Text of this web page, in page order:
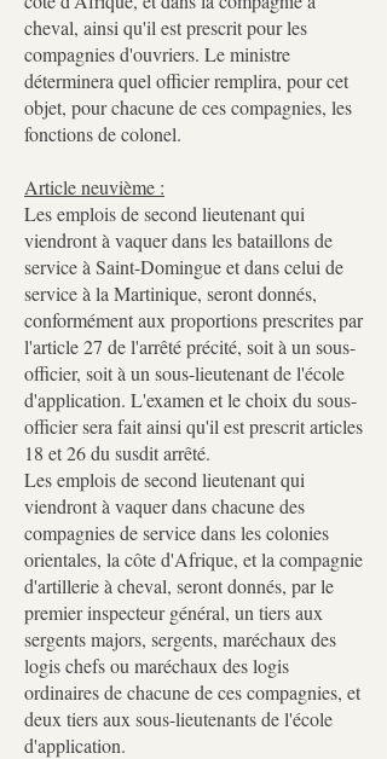
cheval, ainsi qu'il est prescrit pour les
compagnies d'ouvriers. Le ministre
déterminera quel officier remplira, pour cet
objet, pour chacune de ces compagnies, les
fonctions de colonel.
Article neuvième :
Les emplois de second lieutenant qui
viendront à vaquer dans les bataillons de
service à Saint-Domingue et dans celui de
service à la Martinique, seront donnés,
conformément aux proportions prescrites par
l'article 27 de l'arrêté précité, soit à un sous-
officier, soit à un sous-lieutenant de l'école
d'application. L'examen et le choix du sous-
officier sera fait ainsi qu'il est prescrit articles
18 et 26 du susdit arrêté.
Les emplois de second lieutenant qui
viendront à vaquer dans chacune des
compagnies de service dans les colonies
orientales, la côte d'Afrique, et la compagnie
d'artillerie à cheval, seront donnés, par le
premier inspecteur général, un tiers aux
sergents majors, sergents, maréchaux des
logis chefs ou maréchaux des logis
ordinaires de chacune de ces compagnies, et
deux tiers aux sous-lieutenants de l'école
d'application.